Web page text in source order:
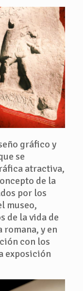
gráfico y
se
atractiva,
de la
por los
museo,
de la vida de
y en
con los
exposición